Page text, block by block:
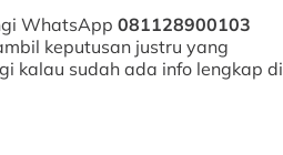
WhatsApp 081128900103
keputusan justru yang
kalau sudah ada info lengkap di